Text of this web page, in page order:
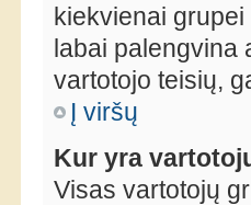
kiekvienai
labai palengvina
vartotojo teisių,
Į viršų
Kur yra
Visas vartotojų